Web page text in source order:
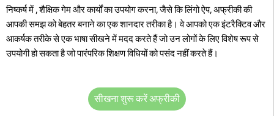
निष्कर्ष में , शैक्षिक गेम और कार्यों का उपयोग करना, जैसे कि लिंगो ऐप, अफ्रीकी की
आपकी समझ को बेहतर बनाने का एक शानदार तरीका है। वे आपको एक इंटरैक्टिव और
आकर्षक तरीके से एक भाषा सीखने में मदद करते हैं जो उन लोगों के लिए विशेष रूप से
उपयोगी हो सकता है जो पारंपरिक शिक्षण विधियों को पसंद नहीं करते हैं।
सीखना शुरू करें अफ्रीकी